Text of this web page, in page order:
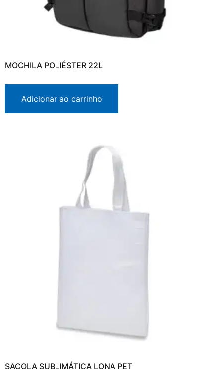
MOCHILA POLIÉSTER 22L
Adicionar ao carrinho
SACOLA SUBLIMÁTICA LONA PET